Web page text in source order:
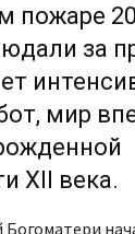
пожаре
за
мир
XII века.